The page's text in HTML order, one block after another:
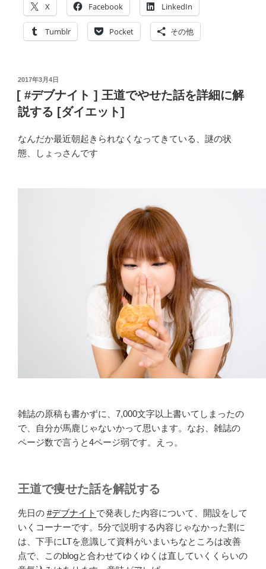
X Facebook LinkedIn
Tumblr Pocket その他
投
稿
日:
2017年3月4日
[ #デブナイト ] 王道でやせた話を詳細に解
説する [ダイエット]
なんだか最近朝起きられなくなってきている、謎の状
態、しょっさんです
雑誌の原稿も書かずに、7,000文字以上書いてしまったの
で、自分が馬鹿じゃないかって思います。なお、雑誌の
ページ数で言うと4ページ弱です。えっ。
王道で痩せた話を解説する
先日の #デブナイト で発表した内容について、開設をして
いくコーナーです。5分で説明する内容じゃなかった割に
は、下手にLTを意識して資料がいまいちなところは改善
点で、このblogと合わせてゆくゆくは直していくくらいの